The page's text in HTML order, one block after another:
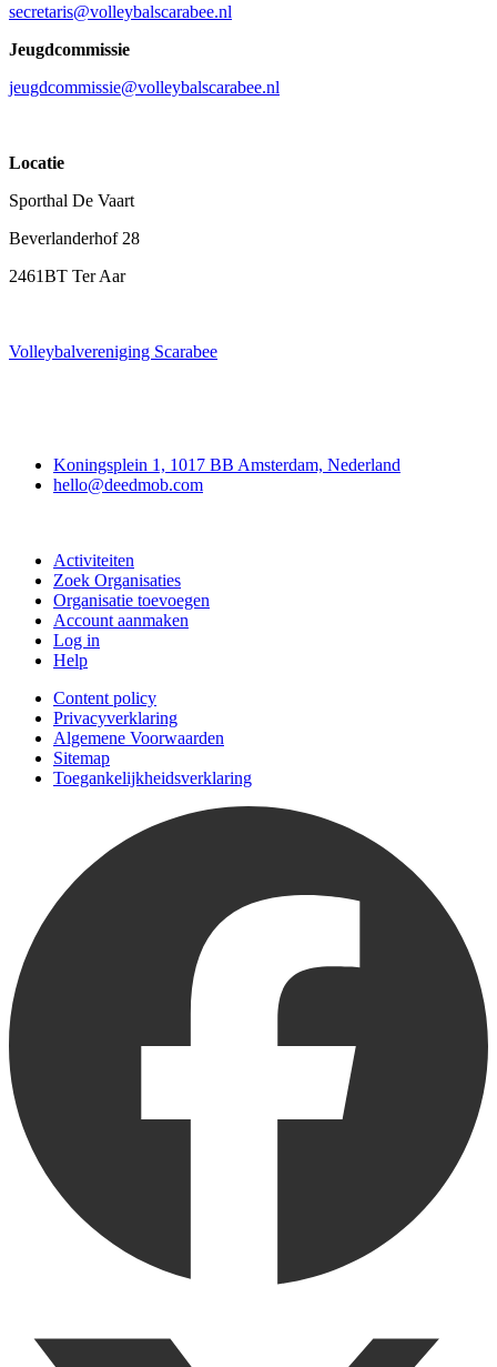
secretaris@volleybalscarabee.nl
Jeugdcommissie
jeugdcommissie@volleybalscarabee.nl
Locatie
Sporthal De Vaart
Beverlanderhof 28
2461BT Ter Aar
Volleybalvereniging Scarabee
Koningsplein 1, 1017 BB Amsterdam, Nederland
hello@deedmob.com
Activiteiten
Zoek Organisaties
Organisatie toevoegen
Account aanmaken
Log in
Help
Content policy
Privacyverklaring
Algemene Voorwaarden
Sitemap
Toegankelijkheidsverklaring